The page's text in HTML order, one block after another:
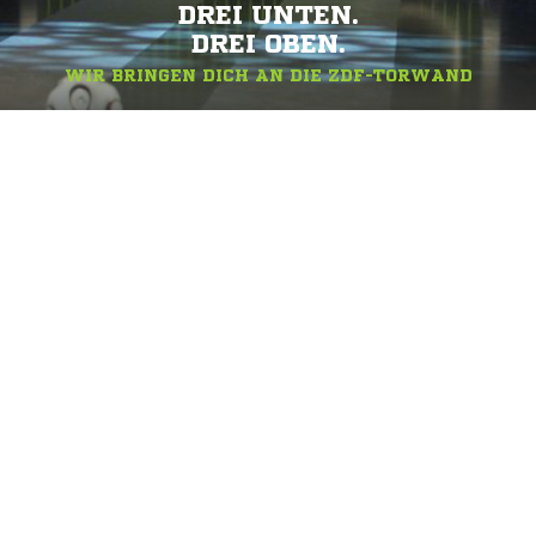
DREI UNTEN.
DREI OBEN.
WIR BRINGEN DICH AN DIE ZDF-TORWAND